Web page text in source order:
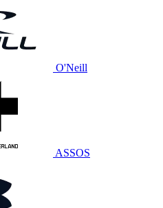
O'Neill
ASSOS